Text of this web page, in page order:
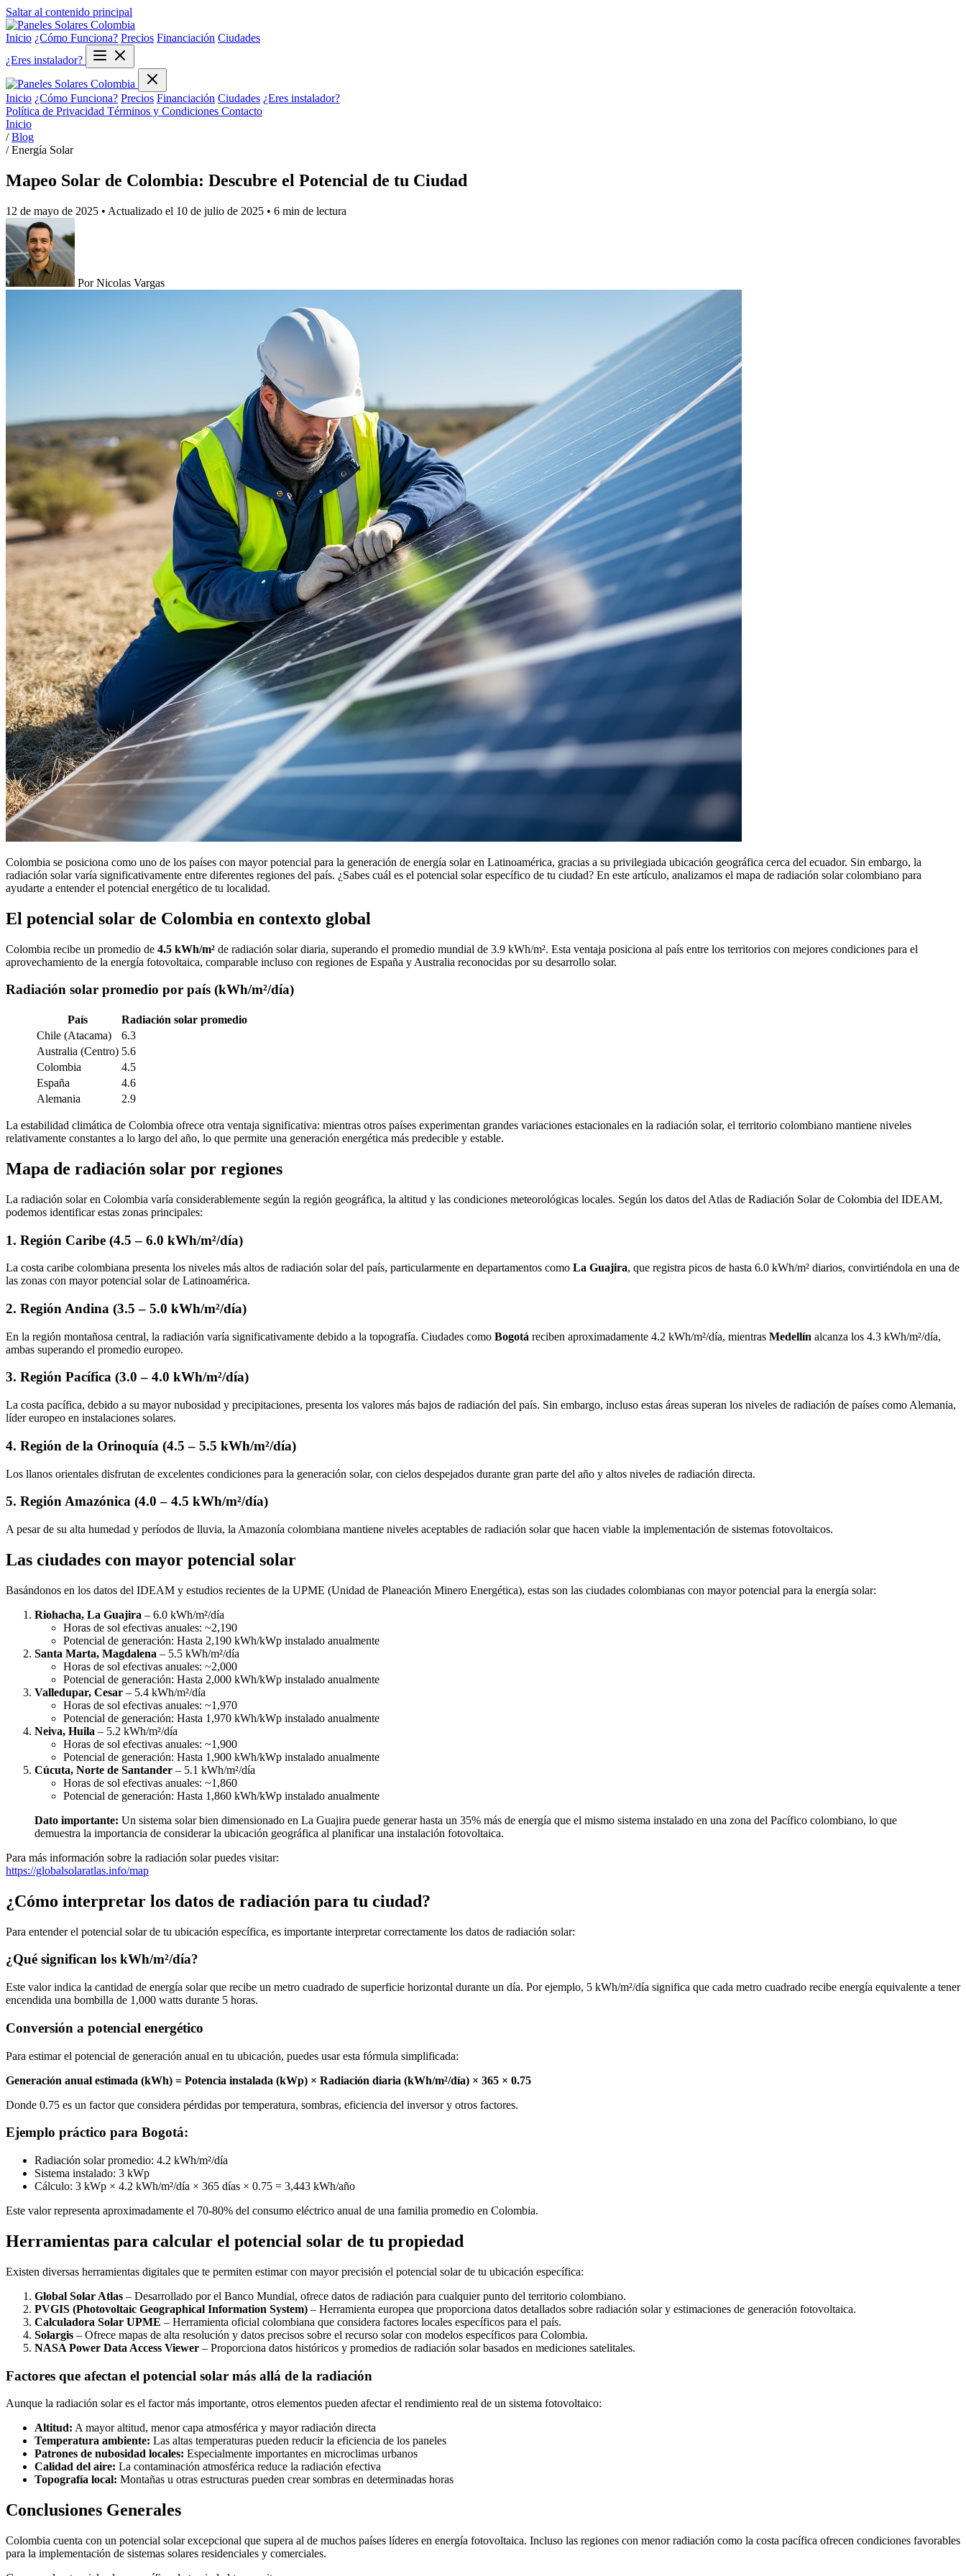
Saltar al contenido principal
Inicio ¿Cómo Funciona? Precios Financiación Ciudades
¿Eres instalador?
Inicio ¿Cómo Funciona? Precios Financiación Ciudades ¿Eres instalador?
Política de Privacidad Términos y Condiciones Contacto
Inicio
/ Blog
/ Energía Solar
Mapeo Solar de Colombia: Descubre el Potencial de tu Ciudad
12 de mayo de 2025 • Actualizado el 10 de julio de 2025 • 6 min de lectura
Por Nicolas Vargas
Colombia se posiciona como uno de los países con mayor potencial para la generación de energía solar en Latinoamérica, gracias a su privilegiada ubicación geográfica cerca del ecuador. Sin embargo, la
radiación solar varía significativamente entre diferentes regiones del país. ¿Sabes cuál es el potencial solar específico de tu ciudad? En este artículo, analizamos el mapa de radiación solar colombiano para
ayudarte a entender el potencial energético de tu localidad.
El potencial solar de Colombia en contexto global
Colombia recibe un promedio de 4.5 kWh/m² de radiación solar diaria, superando el promedio mundial de 3.9 kWh/m². Esta ventaja posiciona al país entre los territorios con mejores condiciones para el
aprovechamiento de la energía fotovoltaica, comparable incluso con regiones de España y Australia reconocidas por su desarrollo solar.
Radiación solar promedio por país (kWh/m²/día)
País
Radiación solar promedio
Chile (Atacama)
6.3
Australia (Centro) 5.6
Colombia
4.5
España
4.6
Alemania
2.9
La estabilidad climática de Colombia ofrece otra ventaja significativa: mientras otros países experimentan grandes variaciones estacionales en la radiación solar, el territorio colombiano mantiene niveles
relativamente constantes a lo largo del año, lo que permite una generación energética más predecible y estable.
Mapa de radiación solar por regiones
La radiación solar en Colombia varía considerablemente según la región geográfica, la altitud y las condiciones meteorológicas locales. Según los datos del Atlas de Radiación Solar de Colombia del IDEAM,
podemos identificar estas zonas principales:
1. Región Caribe (4.5 – 6.0 kWh/m²/día)
La costa caribe colombiana presenta los niveles más altos de radiación solar del país, particularmente en departamentos como La Guajira, que registra picos de hasta 6.0 kWh/m² diarios, convirtiéndola en una de
las zonas con mayor potencial solar de Latinoamérica.
2. Región Andina (3.5 – 5.0 kWh/m²/día)
En la región montañosa central, la radiación varía significativamente debido a la topografía. Ciudades como Bogotá reciben aproximadamente 4.2 kWh/m²/día, mientras Medellín alcanza los 4.3 kWh/m²/día,
ambas superando el promedio europeo.
3. Región Pacífica (3.0 – 4.0 kWh/m²/día)
La costa pacífica, debido a su mayor nubosidad y precipitaciones, presenta los valores más bajos de radiación del país. Sin embargo, incluso estas áreas superan los niveles de radiación de países como Alemania,
líder europeo en instalaciones solares.
4. Región de la Orinoquía (4.5 – 5.5 kWh/m²/día)
Los llanos orientales disfrutan de excelentes condiciones para la generación solar, con cielos despejados durante gran parte del año y altos niveles de radiación directa.
5. Región Amazónica (4.0 – 4.5 kWh/m²/día)
A pesar de su alta humedad y períodos de lluvia, la Amazonía colombiana mantiene niveles aceptables de radiación solar que hacen viable la implementación de sistemas fotovoltaicos.
Las ciudades con mayor potencial solar
Basándonos en los datos del IDEAM y estudios recientes de la UPME (Unidad de Planeación Minero Energética), estas son las ciudades colombianas con mayor potencial para la energía solar:
Riohacha, La Guajira – 6.0 kWh/m²/día
Horas de sol efectivas anuales: ~2,190
Potencial de generación: Hasta 2,190 kWh/kWp instalado anualmente
Santa Marta, Magdalena – 5.5 kWh/m²/día
Horas de sol efectivas anuales: ~2,000
Potencial de generación: Hasta 2,000 kWh/kWp instalado anualmente
Valledupar, Cesar – 5.4 kWh/m²/día
Horas de sol efectivas anuales: ~1,970
Potencial de generación: Hasta 1,970 kWh/kWp instalado anualmente
Neiva, Huila – 5.2 kWh/m²/día
Horas de sol efectivas anuales: ~1,900
Potencial de generación: Hasta 1,900 kWh/kWp instalado anualmente
Cúcuta, Norte de Santander – 5.1 kWh/m²/día
Horas de sol efectivas anuales: ~1,860
Potencial de generación: Hasta 1,860 kWh/kWp instalado anualmente
Dato importante: Un sistema solar bien dimensionado en La Guajira puede generar hasta un 35% más de energía que el mismo sistema instalado en una zona del Pacífico colombiano, lo que
demuestra la importancia de considerar la ubicación geográfica al planificar una instalación fotovoltaica.
Para más información sobre la radiación solar puedes visitar:
https://globalsolaratlas.info/map
¿Cómo interpretar los datos de radiación para tu ciudad?
Para entender el potencial solar de tu ubicación específica, es importante interpretar correctamente los datos de radiación solar:
¿Qué significan los kWh/m²/día?
Este valor indica la cantidad de energía solar que recibe un metro cuadrado de superficie horizontal durante un día. Por ejemplo, 5 kWh/m²/día significa que cada metro cuadrado recibe energía equivalente a tener
encendida una bombilla de 1,000 watts durante 5 horas.
Conversión a potencial energético
Para estimar el potencial de generación anual en tu ubicación, puedes usar esta fórmula simplificada:
Generación anual estimada (kWh) = Potencia instalada (kWp) × Radiación diaria (kWh/m²/día) × 365 × 0.75
Donde 0.75 es un factor que considera pérdidas por temperatura, sombras, eficiencia del inversor y otros factores.
Ejemplo práctico para Bogotá:
Radiación solar promedio: 4.2 kWh/m²/día
Sistema instalado: 3 kWp
Cálculo: 3 kWp × 4.2 kWh/m²/día × 365 días × 0.75 = 3,443 kWh/año
Este valor representa aproximadamente el 70-80% del consumo eléctrico anual de una familia promedio en Colombia.
Herramientas para calcular el potencial solar de tu propiedad
Existen diversas herramientas digitales que te permiten estimar con mayor precisión el potencial solar de tu ubicación específica:
Global Solar Atlas – Desarrollado por el Banco Mundial, ofrece datos de radiación para cualquier punto del territorio colombiano.
PVGIS (Photovoltaic Geographical Information System) – Herramienta europea que proporciona datos detallados sobre radiación solar y estimaciones de generación fotovoltaica.
Calculadora Solar UPME – Herramienta oficial colombiana que considera factores locales específicos para el país.
Solargis – Ofrece mapas de alta resolución y datos precisos sobre el recurso solar con modelos específicos para Colombia.
NASA Power Data Access Viewer – Proporciona datos históricos y promedios de radiación solar basados en mediciones satelitales.
Factores que afectan el potencial solar más allá de la radiación
Aunque la radiación solar es el factor más importante, otros elementos pueden afectar el rendimiento real de un sistema fotovoltaico:
Altitud: A mayor altitud, menor capa atmosférica y mayor radiación directa
Temperatura ambiente: Las altas temperaturas pueden reducir la eficiencia de los paneles
Patrones de nubosidad locales: Especialmente importantes en microclimas urbanos
Calidad del aire: La contaminación atmosférica reduce la radiación efectiva
Topografía local: Montañas u otras estructuras pueden crear sombras en determinadas horas
Conclusiones Generales
Colombia cuenta con un potencial solar excepcional que supera al de muchos países líderes en energía fotovoltaica. Incluso las regiones con menor radiación como la costa pacífica ofrecen condiciones favorables
para la implementación de sistemas solares residenciales y comerciales.